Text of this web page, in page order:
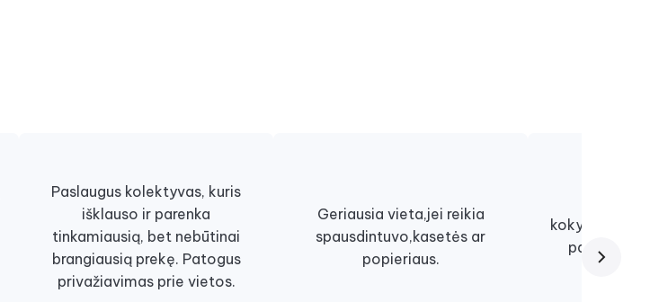
Paslaugus kolektyvas, kuris
išklauso ir parenka
tinkamiausią, bet nebūtinai
brangiausią prekę. Patogus
privažiavimas prie vietos.
Geriausia vieta,jei reikia
spausdintuvo,kasetės ar
popieriaus.
kokybiškai,